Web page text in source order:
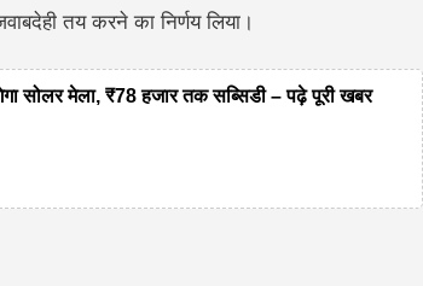
तय करने का निर्णय लिया।
मेला, ₹78 हजार तक सब्सिडी – पढ़े पूरी खबर